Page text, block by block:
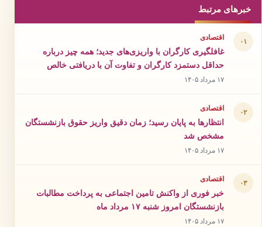
خبرهای مرتبط
۰۱ اقتصادی
غافلگیری کارگران با واریزی‌های جدید؛ همه چیز درباره
حداقل دستمزد کارگران و تفاوت آن با دریافتی خالص
۱۷ مرداد ۱۴۰۵
۰۲ اقتصادی
انتظارها به پایان رسید؛ زمان دقیق واریز حقوق بازنشستگان
مشخص شد
۱۷ مرداد ۱۴۰۵
۰۳ اقتصادی
خبر فوری از واکنش تامین اجتماعی به پرداخت مطالبات
بازنشستگان امروز شنبه ۱۷ مرداد ماه
۱۷ مرداد ۱۴۰۵